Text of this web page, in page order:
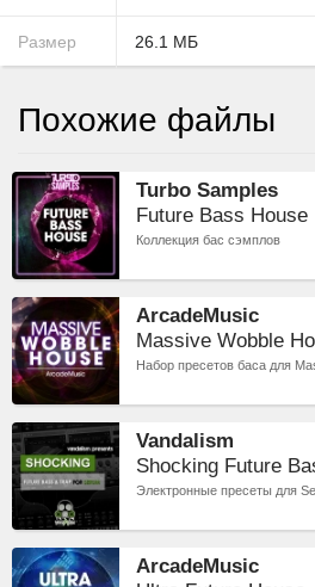
Размер 26.1 МБ
Похожие файлы
Turbo Samples
Future Bass House
Коллекция бас cэмплов
ArcadeMusic
Massive Wobble
Набор пресетов баса для
Vandalism
Shocking Future
Электронные пресеты для
ArcadeMusic